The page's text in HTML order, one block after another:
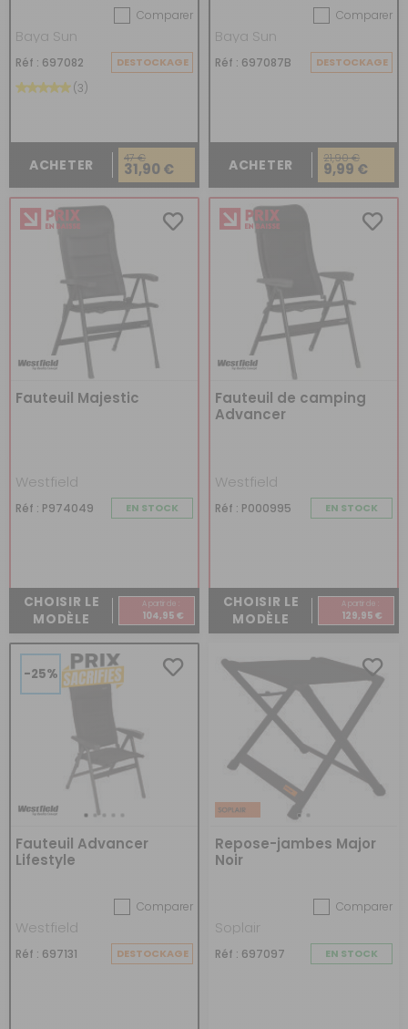
Comparer
Baya Sun
Réf : 697082 DESTOCKAGE
(3)
ACHETER 47 €
31,90 €
Comparer
Baya Sun
Réf : 697087B DESTOCKAGE
ACHETER 21,90 €
9,99 €
Fauteuil Majestic
Westfield
Réf : P974049 EN STOCK
CHOISIR LE
MODÈLE
A partir de :
104,95 €
Fauteuil de camping
Advancer
Westfield
Réf : P000995 EN STOCK
CHOISIR LE
MODÈLE
A partir de :
129,95 €
-25%
Fauteuil Advancer
Lifestyle
Comparer
Westfield
Réf : 697131 DESTOCKAGE
Repose-jambes Major
Noir
Comparer
Soplair
Réf : 697097 EN STOCK